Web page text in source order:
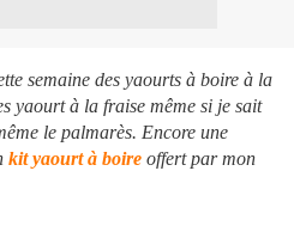
semaine des yaourts à boire à la
yaourt à la fraise même si je sait
le palmarès. Encore une
kit yaourt à boire offert par mon